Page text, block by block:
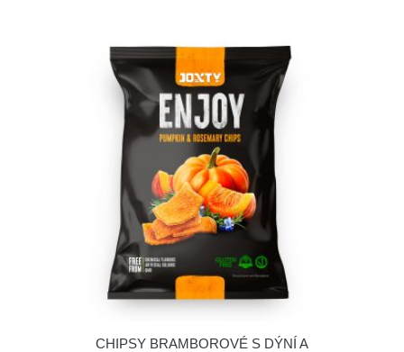
CHIPSY BRAMBOROVÉ S DÝNÍ A